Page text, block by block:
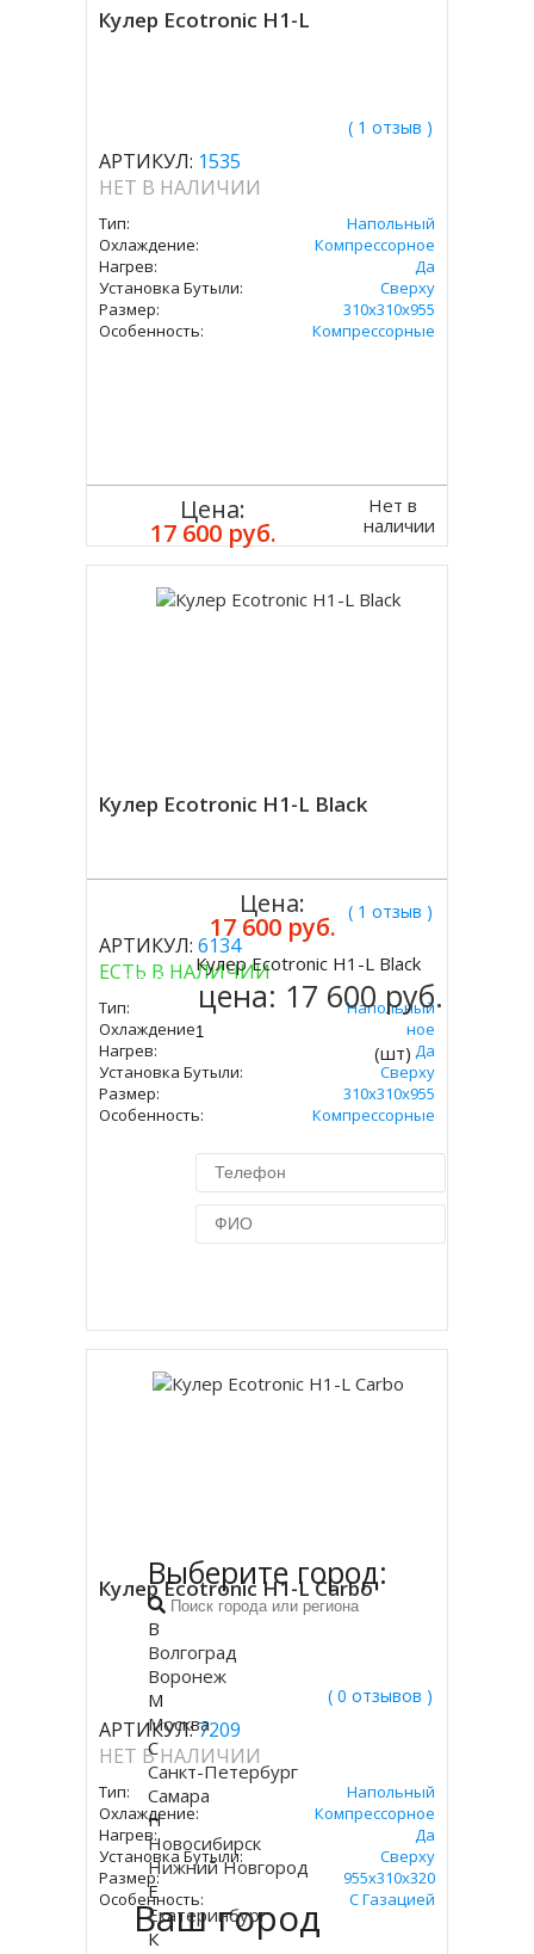
Кулер Ecotronic H1-L
( 1 отзыв )
АРТИКУЛ: 1535
НЕТ В НАЛИЧИИ
Тип:
Напольный
Охлаждение:
Компрессорное
Нагрев:
Да
Установка Бутыли:
Сверху
Размер:
310x310х955
Особенность:
Компрессорные
Цена:
17 600 руб.
Нет в
наличии
Кулер Ecotronic H1-L Black
( 1 отзыв )
АРТИКУЛ: 6134
ЕСТЬ В НАЛИЧИИ
Тип:
Напольный
Охлаждение:
Компрессорное
Нагрев:
Да
Установка Бутыли:
Сверху
Размер:
310x310х955
Особенность:
Компрессорные
Цена:
17 600 руб.
Купить
Кулер Ecotronic H1-L Black
цена: 17 600 руб.
(шт)
Кулер Ecotronic H1-L Carbo
( 0 отзывов )
АРТИКУЛ:7209
НЕТ В НАЛИЧИИ
Тип:
Напольный
Охлаждение:
Компрессорное
Нагрев:
Да
Установка Бутыли:
Сверху
Размер:
955x310x320
Особенность:
С Газацией
Ваш город
Выберите город:
В
Волгоград
Воронеж
М
Москва
С
Санкт-Петербург
Самара
Н
Новосибирск
Нижний Новгород
Е
Екатеринбург
К